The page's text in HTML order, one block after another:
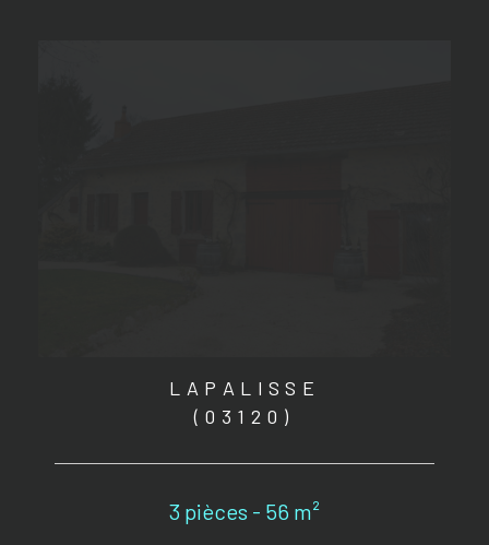
LAPALISSE
(03120)
3 pièces - 56 m²